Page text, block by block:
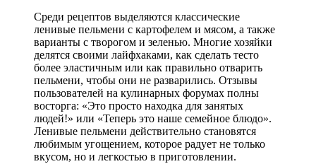
Среди рецептов выделяются классические
ленивые пельмени с картофелем и мясом, а также
варианты с творогом и зеленью. Многие хозяйки
делятся своими лайфхаками, как сделать тесто
более эластичным или как правильно отварить
пельмени, чтобы они не разварились. Отзывы
пользователей на кулинарных форумах полны
восторга: «Это просто находка для занятых
людей!» или «Теперь это наше семейное блюдо».
Ленивые пельмени действительно становятся
любимым угощением, которое радует не только
вкусом, но и легкостью в приготовлении.